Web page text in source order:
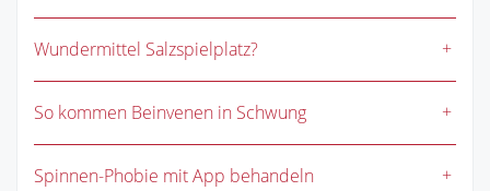
Wundermittel Salzspielplatz?
So kommen Beinvenen in Schwung
Spinnen-Phobie mit App behandeln